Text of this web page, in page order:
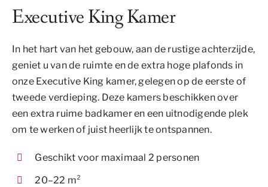
Executive King Kamer
In het hart van het gebouw, aan de rustige achterzijde,
geniet u van de ruimte en de extra hoge plafonds in
onze Executive King kamer, gelegen op de eerste of
tweede verdieping. Deze kamers beschikken over
een extra ruime badkamer en een uitnodigende plek
om te werken of juist heerlijk te ontspannen.
Geschikt voor maximaal 2 personen
20–22 m²